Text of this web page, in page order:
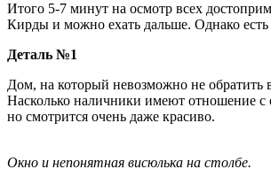
Итого 5-7 минут на осмотр всех
Кирды и можно ехать дальше. Однако есть
Деталь №1
Дом, на который невозможно не обратить
Насколько наличники имеют отношение с
но смотрится очень даже красиво.
Окно и непонятная висюлька на столбе.